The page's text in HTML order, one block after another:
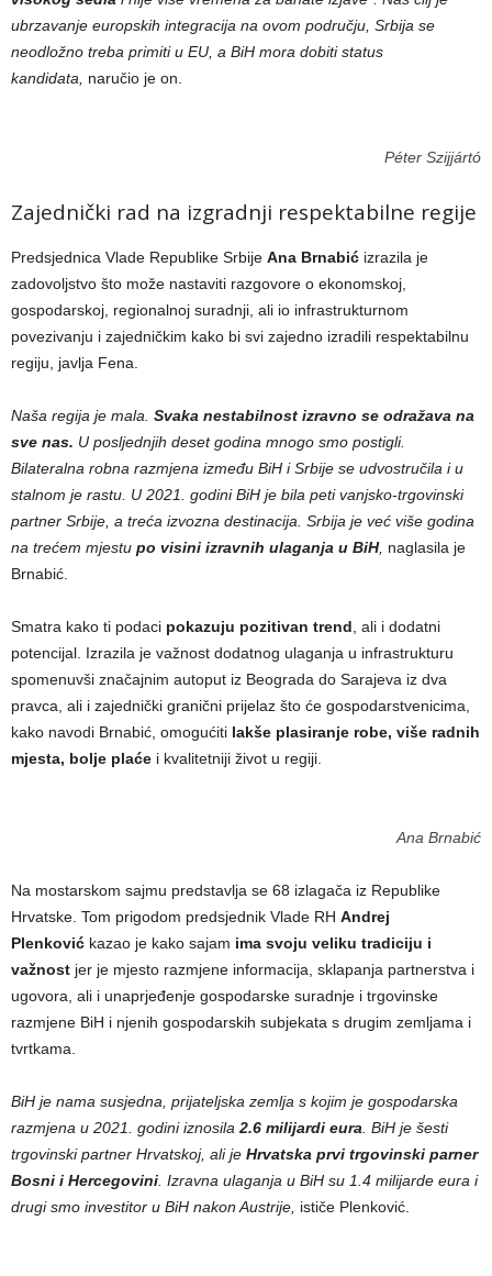
ubrzavanje europskih integracija na ovom području, Srbija se
neodložno treba primiti u EU, a BiH mora dobiti status
kandidata,
naručio je on.
Péter Szijjártó
Zajednički rad na izgradnji respektabilne regije
Predsjednica Vlade Republike Srbije Ana Brnabić izrazila je
zadovoljstvo što može nastaviti razgovore o ekonomskoj,
gospodarskoj, regionalnoj suradnji, ali io infrastrukturnom
povezivanju i zajedničkim kako bi svi zajedno izradili respektabilnu
regiju, javlja Fena.
Naša regija je mala. Svaka nestabilnost izravno se odražava na
sve nas. U posljednjih deset godina mnogo smo postigli.
Bilateralna robna razmjena između BiH i Srbije se udvostručila i u
stalnom je rastu. U 2021. godini BiH je bila peti vanjsko-trgovinski
partner Srbije, a treća izvozna destinacija. Srbija je već više godina
na trećem mjestu po visini izravnih ulaganja u BiH, naglasila je
Brnabić.
Smatra kako ti podaci pokazuju pozitivan trend , ali i dodatni
potencijal. Izrazila je važnost dodatnog ulaganja u infrastrukturu
spomenuvši značajnim autoput iz Beograda do Sarajeva iz dva
pravca, ali i zajednički granični prijelaz što će gospodarstvenicima,
kako navodi Brnabić, omogućiti lakše plasiranje robe, više radnih
mjesta, bolje plaće i kvalitetniji život u regiji.
Ana Brnabić
Na mostarskom sajmu predstavlja se 68 izlagača iz Republike
Hrvatske. Tom prigodom predsjednik Vlade RH Andrej
Plenković kazao je kako sajam ima svoju veliku tradiciju i
važnost jer je mjesto razmjene informacija, sklapanja partnerstva i
ugovora, ali i unaprjeđenje gospodarske suradnje i trgovinske
razmjene BiH i njenih gospodarskih subjekata s drugim zemljama i
tvrtkama.
BiH je nama susjedna, prijateljska zemlja s kojim je gospodarska
razmjena u 2021. godini iznosila 2.6 milijardi eura . BiH je šesti
trgovinski partner Hrvatskoj, ali je Hrvatska prvi trgovinski parner
Bosni i Hercegovini . Izravna ulaganja u BiH su 1.4 milijarde eura i
drugi smo investitor u BiH nakon Austrije, ističe Plenković.